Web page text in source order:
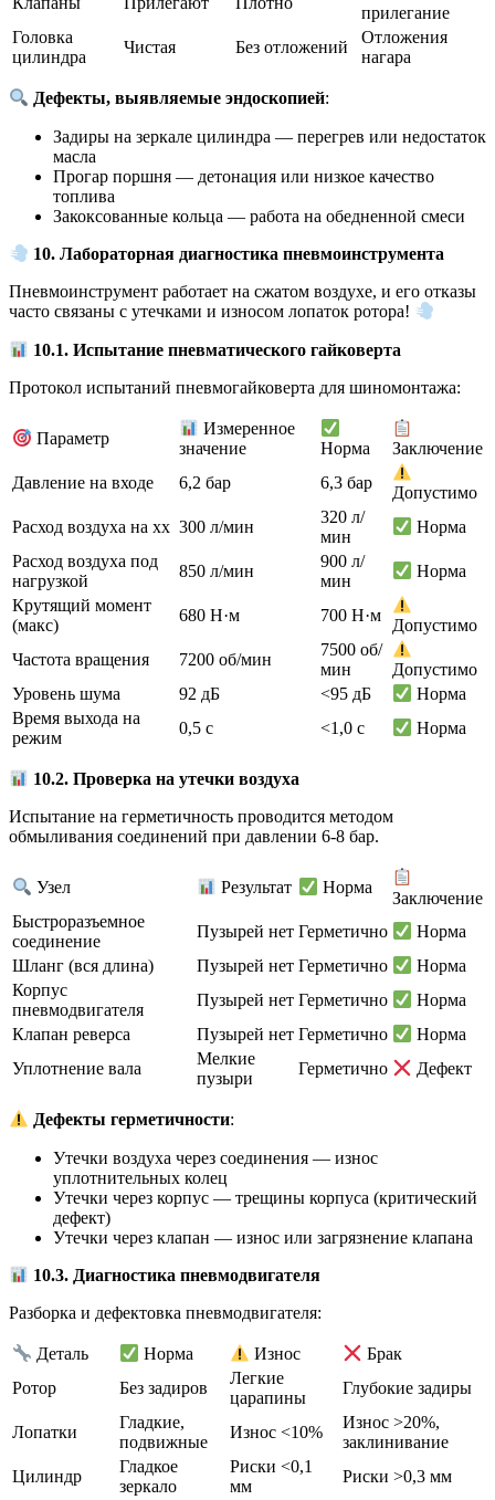
прилегание
Головка
цилиндра
Чистая Без отложений
Отложения
нагара
Дефекты, выявляемые эндоскопией:
Задиры на зеркале цилиндра — перегрев или недостаток
масла
Прогар поршня — детонация или низкое качество
топлива
Закоксованные кольца — работа на обедненной смеси
10. Лабораторная диагностика пневмоинструмента
Пневмоинструмент работает на сжатом воздухе, и его отказы
часто связаны с утечками и износом лопаток ротора!
10.1. Испытание пневматического гайковерта
Протокол испытаний пневмогайковерта для шиномонтажа:
Параметр
Измеренное
значение
Норма
Заключение
Давление на входе
6,2 бар 6,3 бар
Допустимо
Расход воздуха на хх 300 л/мин
320 л/
мин
Норма
Расход воздуха под
нагрузкой
850 л/мин
900 л/
мин
Норма
Крутящий момент
(макс)
680 Н·м 700 Н·м
Допустимо
Частота вращения
7200 об/мин
7500 об/
мин
Допустимо
Уровень шума
92 дБ <95 дБ
Норма
Время выхода на
режим
0,5 с <1,0 с Норма
10.2. Проверка на утечки воздуха
Испытание на герметичность проводится методом
обмыливания соединений при давлении 6-8 бар.
Узел Результат Норма
Заключение
Быстроразъемное
соединение
Пузырей нет Герметично
Норма
Шланг (вся длина)
Пузырей нет Герметично
Норма
Корпус
пневмодвигателя
Пузырей нет Герметично
Норма
Клапан реверса
Пузырей нет Герметично
Норма
Уплотнение вала
Мелкие
пузыри
Герметично Дефект
Дефекты герметичности:
Утечки воздуха через соединения — износ
уплотнительных колец
Утечки через корпус — трещины корпуса (критический
дефект)
Утечки через клапан — износ или загрязнение клапана
10.3. Диагностика пневмодвигателя
Разборка и дефектовка пневмодвигателя:
Деталь Норма Износ
Брак
Ротор
Без задиров
Легкие
царапины
Глубокие задиры
Лопатки
Гладкие,
подвижные
Износ <10%
Износ >20%,
заклинивание
Цилиндр
Гладкое
зеркало
Риски <0,1
мм
Риски >0,3 мм